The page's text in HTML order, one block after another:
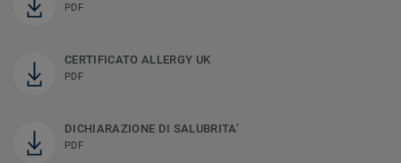
PDF
CERTIFICATO ALLERGY UK
PDF
DICHIARAZIONE DI SALUBRITA’
PDF